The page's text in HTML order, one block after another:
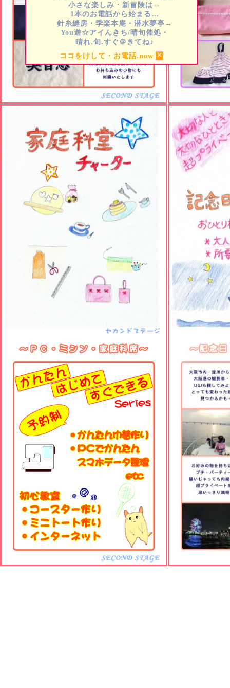
小さな楽しみ・新冒険は⇔
1本のお電話から始まる…
針糸縫房・季楽本庵・潜水夢亭→
You遊☆アイんきち/晴旬催処・
晴れ.旬.すぐ＠きてね♪
ココをけして・お電話.now ×